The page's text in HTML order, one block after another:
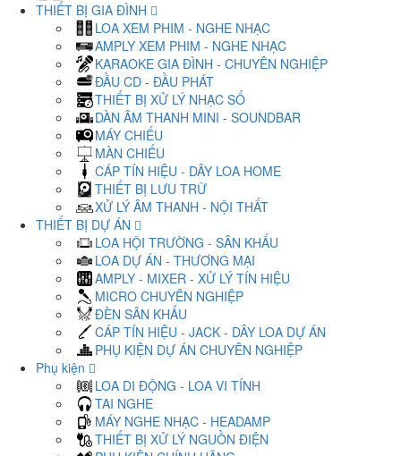
THIẾT BỊ GIA ĐÌNH
LOA XEM PHIM - NGHE NHẠC
AMPLY XEM PHIM - NGHE NHẠC
KARAOKE GIA ĐÌNH - CHUYÊN NGHIỆP
ĐẦU CD - ĐẦU PHÁT
THIẾT BỊ XỬ LÝ NHẠC SỐ
DÀN ÂM THANH MINI - SOUNDBAR
MÁY CHIẾU
MÀN CHIẾU
CÁP TÍN HIỆU - DÂY LOA HOME
THIẾT BỊ LƯU TRỮ
XỬ LÝ ÂM THANH - NỘI THẤT
THIẾT BỊ DỰ ÁN
LOA HỘI TRƯỜNG - SÂN KHẤU
LOA DỰ ÁN - THƯƠNG MẠI
AMPLY - MIXER - XỬ LÝ TÍN HIỆU
MICRO CHUYÊN NGHIỆP
ĐÈN SÂN KHẤU
CÁP TÍN HIỆU - JACK - DÂY LOA DỰ ÁN
PHỤ KIỆN DỰ ÁN CHUYÊN NGHIỆP
Phụ kiện
LOA DI ĐỘNG - LOA VI TÍNH
TAI NGHE
MÁY NGHE NHẠC - HEADAMP
THIẾT BỊ XỬ LÝ NGUỒN ĐIỆN